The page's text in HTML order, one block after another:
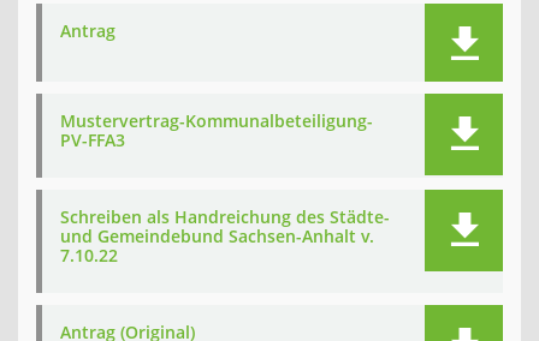
Antrag
Mustervertrag-Kommunalbeteiligung-
PV-FFA3
Schreiben als Handreichung des Städte-
und Gemeindebund Sachsen-Anhalt v.
7.10.22
Antrag (Original)